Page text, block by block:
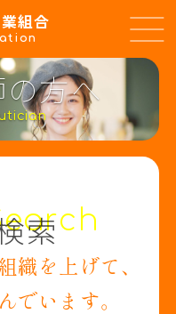
組合
About us
Inactive
Education
Support
方へ
索
織を上げて、
でいます。